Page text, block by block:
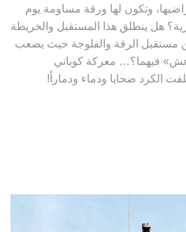
وتكون لها ورقة مساومة يوم
هل ينطلق هذا المستقبل والخريطة
مستقبل الرقة والفلوجة حيث يصعب
فيهما؟… معركة كوباني
الكرد ضحايا ودماء ودماراً !